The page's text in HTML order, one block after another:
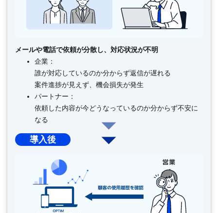
メールや電話で依頼が分散し、対応状況が不明
企業：
誰が対応しているのか分からず返信が遅れる
案件進捗が見えず、機会損失が発生
パートナー：
依頼した内容が今どうなっているのか分からず不安に
なる
導入後